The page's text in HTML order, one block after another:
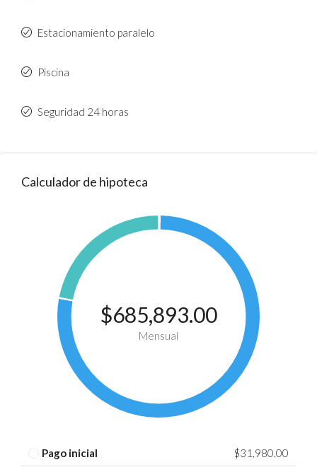
Estacionamiento paralelo
Piscina
Seguridad 24 horas
Calculador de hipoteca
$685,893.00
Mensual
Pago inicial $31,980.00